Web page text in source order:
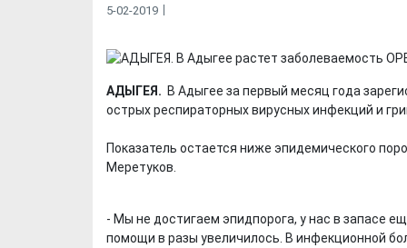
5-02-2019
АДЫГЕЯ. В Адыгее за первый месяц года
острых респираторных вирусных инфекций и
Показатель остается ниже эпидемического
Меретуков.
- Мы не достигаем эпидпорога, у нас в запасе
помощи в разы увеличилось. В инфекционной